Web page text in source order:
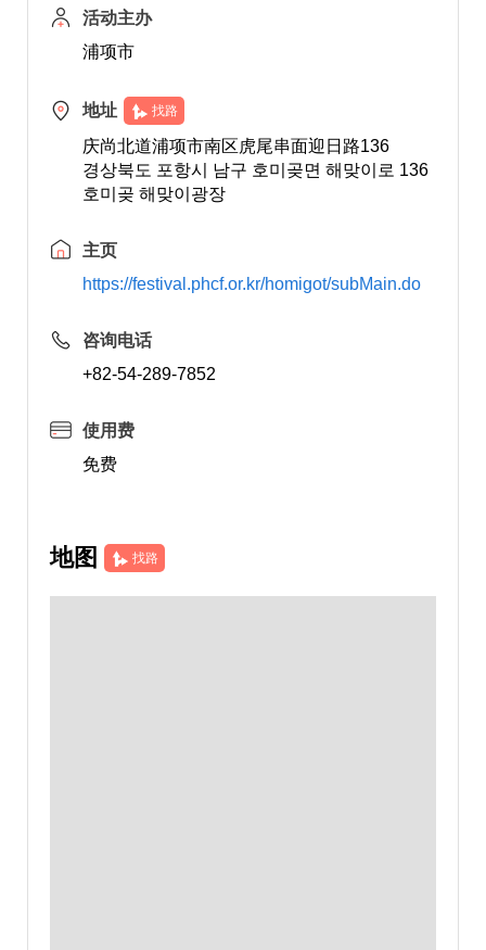
活动主办
浦项市
地址 找路
庆尚北道浦项市南区虎尾串面迎日路136
경상북도 포항시 남구 호미곶면 해맞이로 136
호미곶 해맞이광장
主页
https://festival.phcf.or.kr/homigot/subMain.do
咨询电话
+82-54-289-7852
使用费
免费
地图 找路